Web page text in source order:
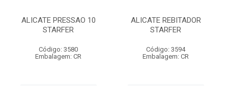
ALICATE PRESSAO 10
STARFER
Código: 3580
Embalagem: CR
ALICATE REBITADOR
STARFER
Código: 3594
Embalagem: CR